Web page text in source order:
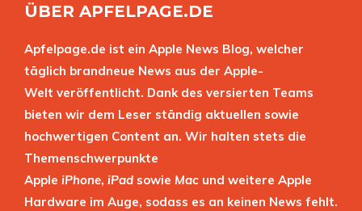
ÜBER APFELPAGE.DE
Apfelpage.de ist ein Apple News Blog, welcher
täglich brandneue News aus der Apple-
Welt veröffentlicht. Dank des versierten Teams
bieten wir dem Leser ständig aktuellen sowie
hochwertigen Content an. Wir halten stets die
Themenschwerpunkte
Apple iPhone, iPad sowie Mac und weitere Apple
Hardware im Auge, sodass es an keinen News fehlt.